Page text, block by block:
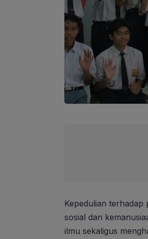
Kepedulian terhadap
sosial dan
ilmu sekaligus